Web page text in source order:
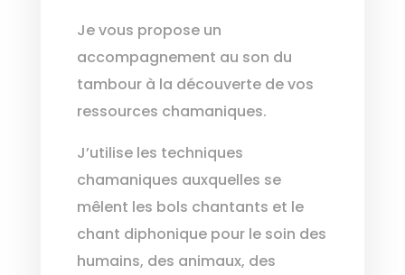
Je vous propose un
accompagnement au son du
tambour à la découverte de vos
ressources chamaniques.
J’utilise les techniques
chamaniques auxquelles se
mêlent les bols chantants et le
chant diphonique pour le soin des
humains, des animaux, des